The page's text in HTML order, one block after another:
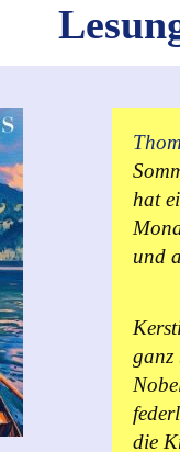
hat
und
ganz
die